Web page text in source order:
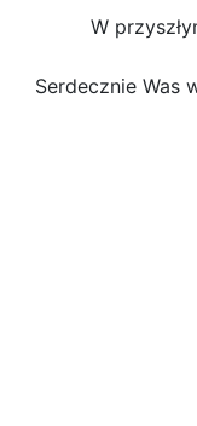
W
Serdecznie